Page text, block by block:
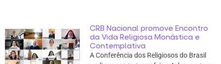
CRB Nacional promove Encontro
da Vida Religiosa Monástica e
Contemplativa
A Conferência dos Religiosos do Brasil